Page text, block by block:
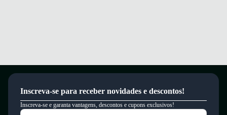
Inscreva-se para receber novidades e descontos!
Inscreva-se e garanta vantagens, descontos e cupons exclusivos!